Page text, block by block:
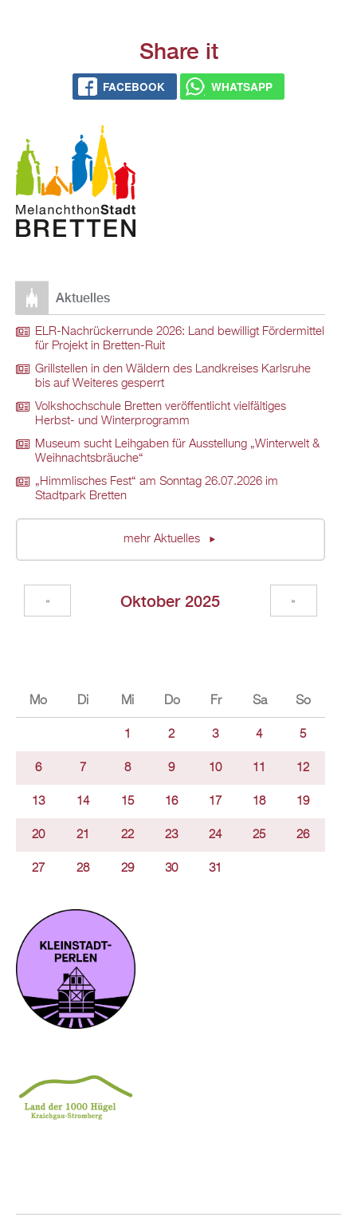
Share it
FACEBOOK WHATSAPP
Aktuelles
ELR-Nachrückerrunde 2026: Land bewilligt Fördermittel
für Projekt in Bretten-Ruit
Grillstellen in den Wäldern des Landkreises Karlsruhe
bis auf Weiteres gesperrt
Volkshochschule Bretten veröffentlicht vielfältiges
Herbst- und Winterprogramm
Museum sucht Leihgaben für Ausstellung „Winterwelt &
Weihnachtsbräuche“
„Himmlisches Fest“ am Sonntag 26.07.2026 im
Stadtpark Bretten
mehr Aktuelles
Oktober 2025
« »
Mo Di Mi Do Fr Sa So
1 2 3 4 5
6 7 8 9 10 11 12
13 14 15 16 17 18 19
20 21 22 23 24 25 26
27 28 29 30 31